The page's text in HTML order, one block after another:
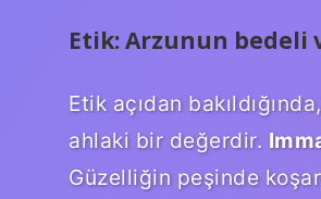
Etik: Arzunun bedeli
Etik açıdan
ahlaki bir değerdir.
Güzelliğin peşinde